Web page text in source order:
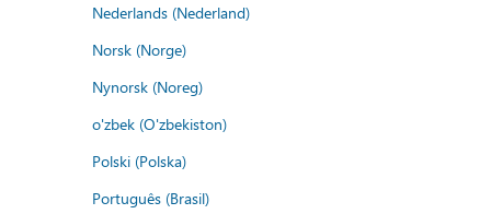
Nederlands (Nederland)
Norsk (Norge)
Nynorsk (Noreg)
o'zbek (O'zbekiston)
Polski (Polska)
Português (Brasil)